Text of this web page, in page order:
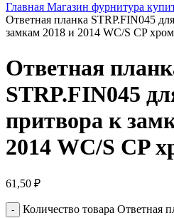
Главная Магазин фурнитура
Ответная планка STRP.FIN045
замкам 2018 и 2014 WC/S CP хром
Ответная
STRP.FIN045
притвора к
2014 WC/S CP
61,50 ₽
Количество товара Ответная